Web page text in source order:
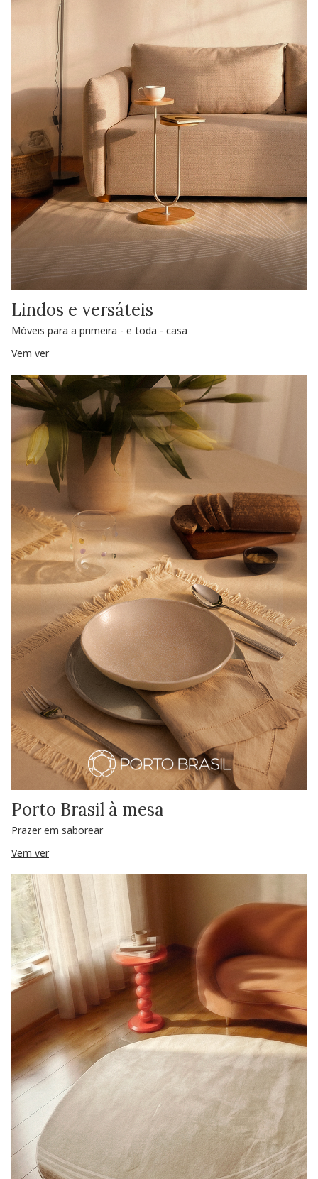
Lindos e versáteis
Móveis para a primeira - e toda - casa
Vem ver
Porto Brasil à mesa
Prazer em saborear
Vem ver